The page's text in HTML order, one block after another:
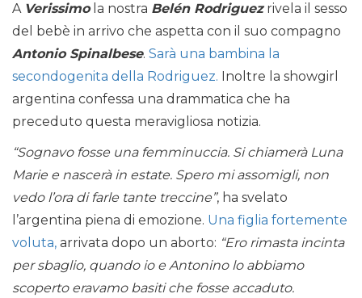
A Verissimola nostra Belén Rodriguezrivela il sesso
del bebè in arrivo che aspetta con il suo compagno
Antonio Spinalbese. Sarà una bambina la
secondogenita della Rodriguez. Inoltre la showgirl
argentina confessa una drammatica che ha
preceduto questa meravigliosa notizia.
“Sognavo fosse una femminuccia. Si chiamerà Luna
Marie e nascerà in estate. Spero mi assomigli, non
vedo l’ora di farle tante treccine”, ha svelato
l’argentina piena di emozione. Una figlia fortemente
voluta, arrivata dopo un aborto: “Ero rimasta incinta
per sbaglio, quando io e Antonino lo abbiamo
scoperto eravamo basiti che fosse accaduto.